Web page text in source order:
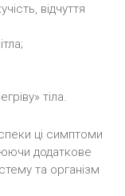
відчуття
тіла.
ці симптоми
додаткове
та організм